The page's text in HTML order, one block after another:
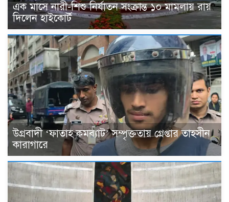
এক মাসে নারী-শিশু নির্যাতন সংক্রান্ত ১০ মামলায় রায়
দিলেন হাইকোর্ট
উগ্রবাদী ‘ফাতাহ কমব্যাট’ সম্পৃক্ততায় গ্রেপ্তার তাহসীন
কারাগারে